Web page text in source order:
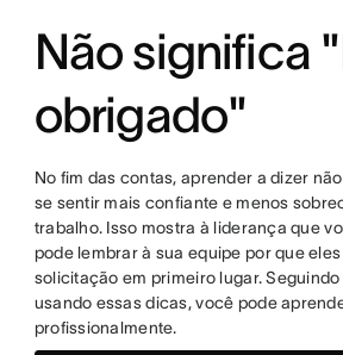
Não significa
obrigado"
No fim das contas, aprender a dizer
se sentir mais confiante e menos
trabalho. Isso mostra à liderança que
pode lembrar à sua equipe por que
solicitação em primeiro lugar.
usando essas dicas, você pode
profissionalmente.